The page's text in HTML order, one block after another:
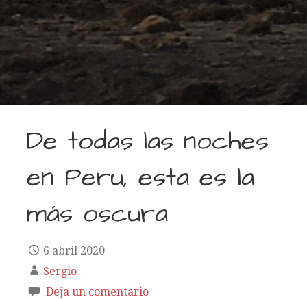
De todas las noches
en Peru, esta es la
más oscura
6 abril 2020
Sergio
Deja un comentario